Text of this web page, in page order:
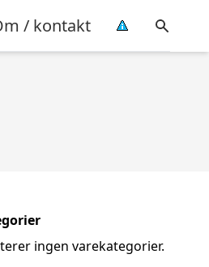
/ kontakt
ingen varekategorier.